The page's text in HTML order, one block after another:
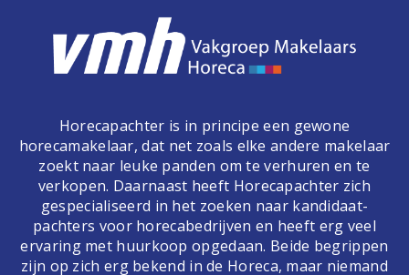
Horecapachter is in principe een gewone
horecamakelaar, dat net zoals elke andere makelaar
zoekt naar leuke panden om te verhuren en te
verkopen. Daarnaast heeft Horecapachter zich
gespecialiseerd in het zoeken naar kandidaat-
pachters voor horecabedrijven en heeft erg veel
ervaring met huurkoop opgedaan. Beide begrippen
zijn op zich erg bekend in de Horeca, maar niemand